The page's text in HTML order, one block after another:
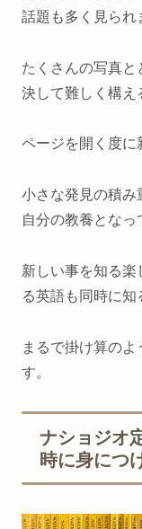
話題も多く見られ
たくさんの写真と
決して難しく構え
ページを開く度に
小さな発見の積み
自分の教養となっ
新しい事を知る楽
る英語も同時に知
まるで掛け算の
す。
ナショジオ
時に身につ